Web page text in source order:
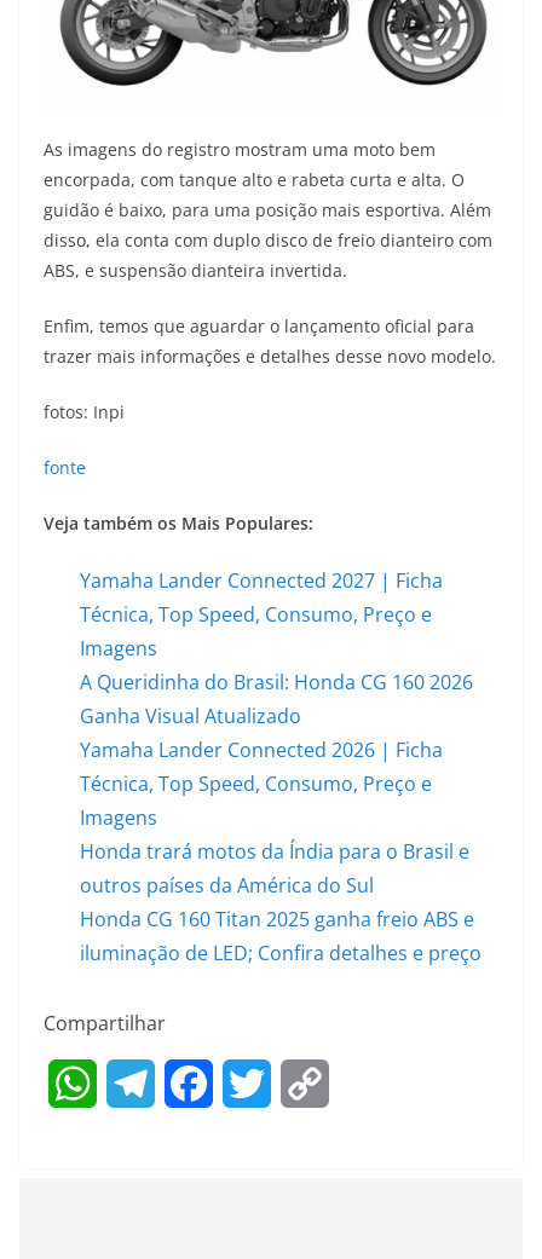
As imagens do registro mostram uma moto bem
encorpada, com tanque alto e rabeta curta e alta. O
guidão é baixo, para uma posição mais esportiva. Além
disso, ela conta com duplo disco de freio dianteiro com
ABS, e suspensão dianteira invertida.
Enfim, temos que aguardar o lançamento oficial para
trazer mais informações e detalhes desse novo modelo.
fotos: Inpi
fonte
Veja também os Mais Populares:
Yamaha Lander Connected 2027 | Ficha
Técnica, Top Speed, Consumo, Preço e
Imagens
A Queridinha do Brasil: Honda CG 160 2026
Ganha Visual Atualizado
Yamaha Lander Connected 2026 | Ficha
Técnica, Top Speed, Consumo, Preço e
Imagens
Honda trará motos da Índia para o Brasil e
outros países da América do Sul
Honda CG 160 Titan 2025 ganha freio ABS e
iluminação de LED; Confira detalhes e preço
Compartilhar
W